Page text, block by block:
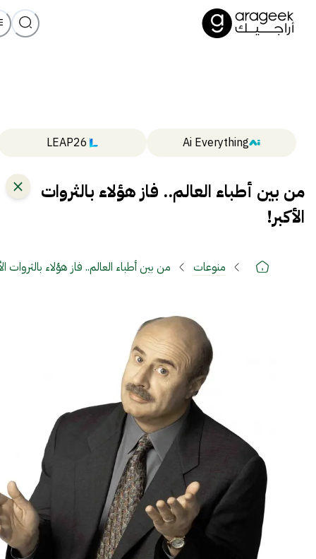
Ai Everything
LEAP26
من بين أطباء العالم.. فاز هؤلاء بالثروات
الأكبر!
منوعات من بين أطباء العالم.. فاز هؤلاء بالثروات